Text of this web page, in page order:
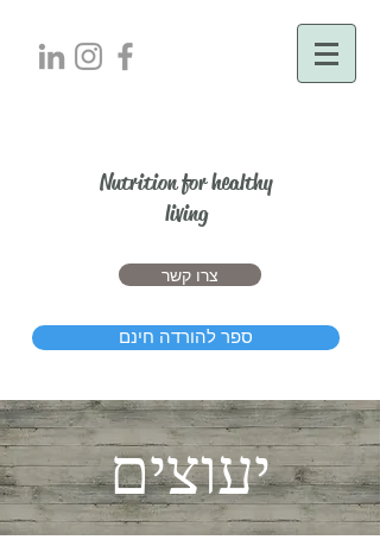
Nutrition for healthy
living
צרו קשר
ספר להורדה חינם
יעוצים